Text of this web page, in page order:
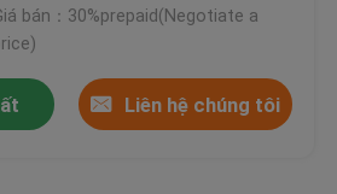
bán：30%prepaid(Negotiate a
Liên hệ chúng tôi Khả năng chống ăn mòn Mặt bích thép không gỉ 4 inch 304 Mặt bích thép tấm 20mm